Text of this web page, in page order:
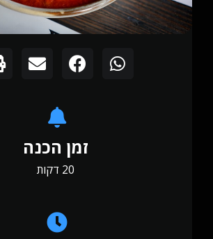
זמן הכנה
20 דקות